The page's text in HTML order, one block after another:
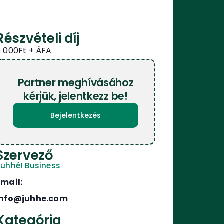
díj
000Ft
Partner meghívásához
kérjük, jelentkezz be!
Bejelentkezés
Business